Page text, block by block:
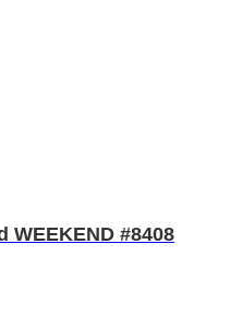
WEEKEND #8408